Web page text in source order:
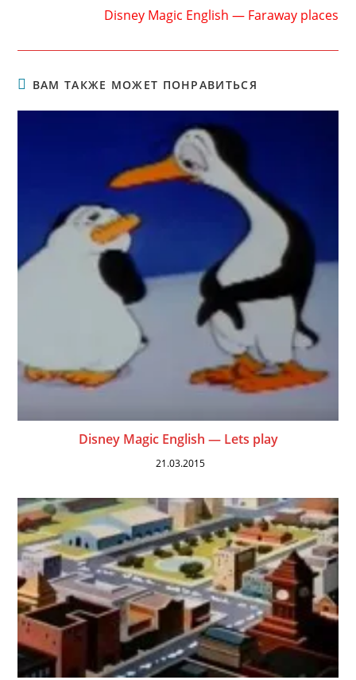
Disney Magic English — Faraway places
ВАМ ТАКЖЕ МОЖЕТ ПОНРАВИТЬСЯ
Disney Magic English — Lets play
21.03.2015